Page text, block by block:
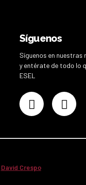
Síguenos
Síguenos en nuestras
y entérate de todo lo
ESEL
David Crespo